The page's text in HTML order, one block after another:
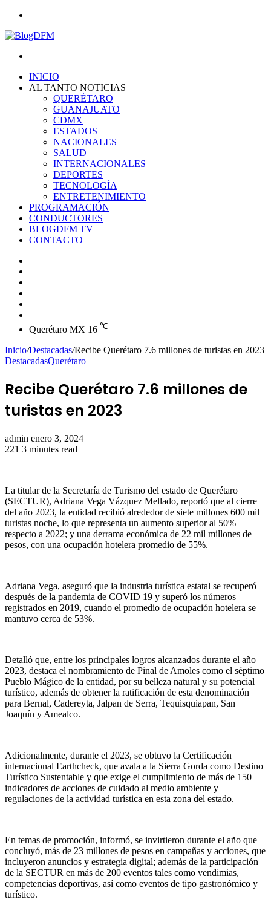
INICIO
AL TANTO NOTICIAS
QUERÉTARO
GUANAJUATO
CDMX
ESTADOS
NACIONALES
SALUD
INTERNACIONALES
DEPORTES
TECNOLOGÍA
ENTRETENIMIENTO
PROGRAMACIÓN
CONDUCTORES
BLOGDFM TV
CONTACTO
Querétaro MX 16 ℃
Inicio/Destacadas/Recibe Querétaro 7.6 millones de turistas en 2023
DestacadasQuerétaro
Recibe Querétaro 7.6 millones de
turistas en 2023
admin Send
an
enero 3, 2024
221 3 minutes read
La titular de la Secretaría de Turismo del estado de Querétaro
(SECTUR), Adriana Vega Vázquez Mellado, reportó que al cierre
del año 2023, la entidad recibió alrededor de siete millones 600 mil
turistas noche, lo que representa un aumento superior al 50%
respecto a 2022; y una derrama económica de 22 mil millones de
pesos, con una ocupación hotelera promedio de 55%.
Adriana Vega, aseguró que la industria turística estatal se recuperó
después de la pandemia de COVID 19 y superó los números
registrados en 2019, cuando el promedio de ocupación hotelera se
mantuvo cerca de 53%.
Detalló que, entre los principales logros alcanzados durante el año
2023, destaca el nombramiento de Pinal de Amoles como el séptimo
Pueblo Mágico de la entidad, por su belleza natural y su potencial
turístico, además de obtener la ratificación de esta denominación
para Bernal, Cadereyta, Jalpan de Serra, Tequisquiapan, San
Joaquín y Amealco.
Adicionalmente, durante el 2023, se obtuvo la Certificación
internacional Earthcheck, que avala a la Sierra Gorda como Destino
Turístico Sustentable y que exige el cumplimiento de más de 150
indicadores de acciones de cuidado al medio ambiente y
regulaciones de la actividad turística en esta zona del estado.
En temas de promoción, informó, se invirtieron durante el año que
concluyó, más de 23 millones de pesos en campañas y acciones, que
incluyeron anuncios y estrategia digital; además de la participación
de la SECTUR en más de 200 eventos tales como vendimias,
competencias deportivas, así como eventos de tipo gastronómico y
turístico.